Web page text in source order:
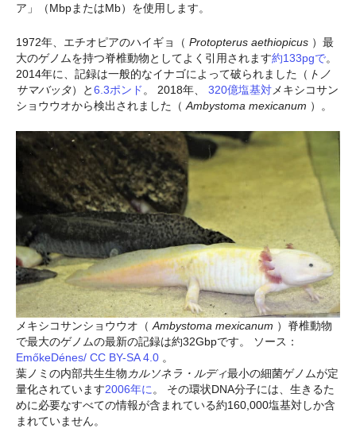
ア」（MbpまたはMb）を使用します。
1972年、エチオピアのハイギョ（ Protopterus aethiopicus ）最
大のゲノムを持つ脊椎動物としてよく引用されます約133pgで。
2014年に、記録は一般的なイナゴによって破られました（ トノ
サマバッタ）と6.3ポンド 。 2018年、 320億塩基対 メキシコサン
ショウウオから検出されました（ Ambystoma mexicanum ）。
メキシコサンショウウオ（ Ambystoma mexicanum ）脊椎動物
で最大のゲノムの最新の記録は約32Gbpです。 ソース：
EmőkeDénes/ CC BY-SA 4.0 。
葉ノミの内部共生生物 カルソネラ・ルディ最小の細菌ゲノムが定
量化されています2006年に 。 その環状DNA分子には、生きるた
めに必要なすべての情報が含まれている約160,000塩基対しか含
まれていません。